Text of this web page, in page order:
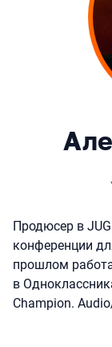
Продюсер в
конференции
прошлом
в
Champion.